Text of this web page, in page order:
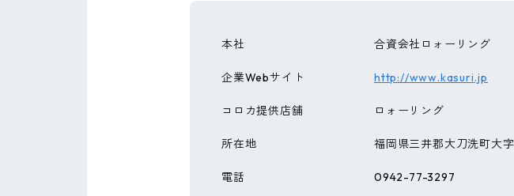
本社 合資会社ロォーリング
企業Webサイト http://www.kasuri.jp
コロカ提供店舗 ロォーリング
所在地 福岡県三井郡大刀洗町大
電話 0942-77-3297